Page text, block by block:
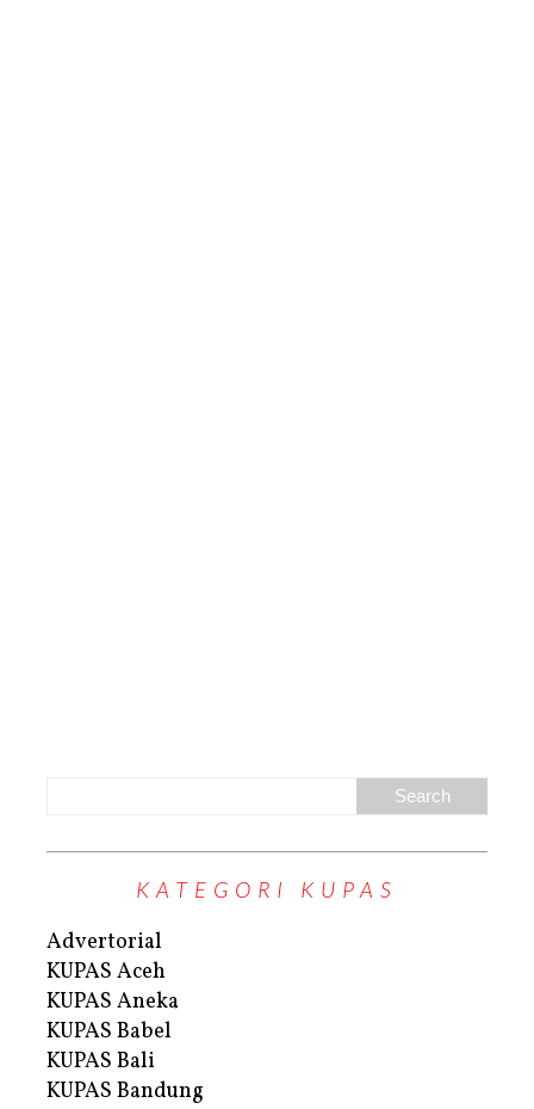
KATEGORI KUPAS
Advertorial
KUPAS Aceh
KUPAS Aneka
KUPAS Babel
KUPAS Bali
KUPAS Bandung